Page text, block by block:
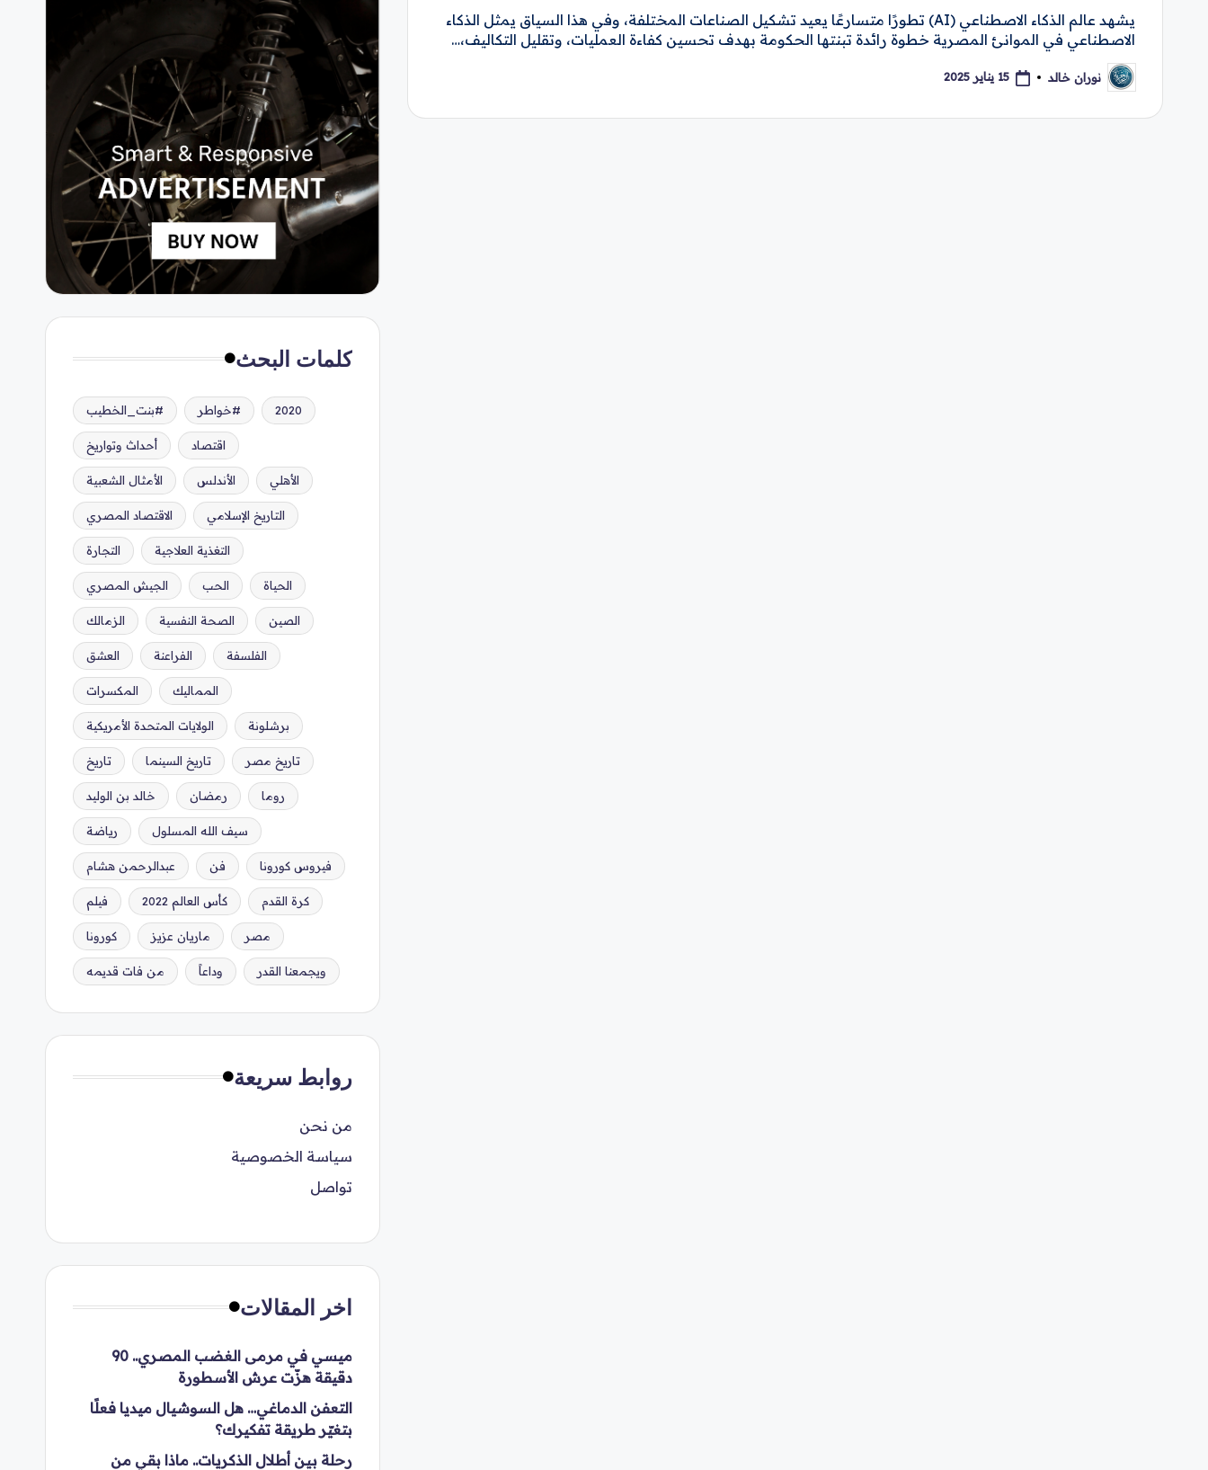
يشهد عالم الذكاء الاصطناعي (AI) تطورًا متسارعًا يعيد تشكيل الصناعات المختلفة، وفي هذا السياق يمثل الذكاء
الاصطناعي في الموانئ المصرية خطوة رائدة تبنتها الحكومة بهدف تحسين كفاءة العمليات، وتقليل التكاليف،…
تمّ
النشر
نوران خالد 15 يناير 2025
كلمات البحث
#بنت_الخطيب #خواطر 2020
أحداث وتواريخ اقتصاد
الأمثال الشعبية الأندلس الأهلي
الاقتصاد المصري التاريخ الإسلامي
التجارة التغذية العلاجية
الجيش المصري الحب الحياة
الزمالك الصحة النفسية الصين
العشق الفراعنة الفلسفة
المكسرات المماليك
الولايات المتحدة الأمريكية برشلونة
تاريخ تاريخ السينما تاريخ مصر
خالد بن الوليد رمضان روما
رياضة سيف الله المسلول
عبدالرحمن هشام فن فيروس كورونا
فيلم كأس العالم 2022 كرة القدم
كورونا ماريان عزيز مصر
من فات قديمه وداعاً ويجمعنا القدر
روابط سريعة
من نحن
سياسة الخصوصية
تواصل
اخر المقالات
ميسي في مرمى الغضب المصري.. 90
دقيقة هزّت عرش الأسطورة
التعفن الدماغي… هل السوشيال ميديا فعلًا
بتغيّر طريقة تفكيرك؟
رحلة بين أطلال الذكريات.. ماذا بقي من